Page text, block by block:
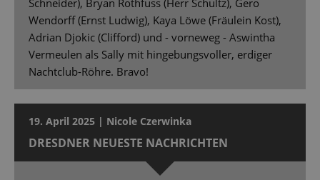
Wendorff (Ernst Ludwig), Kaya Löwe (Fräulein Kost),
Adrian Djokic (Clifford) und - vorneweg - Aswintha
Vermeulen als Sally mit hingebungsvoller, erdiger
Nachtclub-Röhre. Bravo!
19. April 2025 | Nicole Czerwinka
DRESDNER NEUESTE NACHRICHTEN